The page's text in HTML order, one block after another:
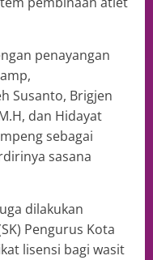
penayangan
Susanto, Brigjen
dan Hidayat
sebagai
sasana
dilakukan
Pengurus Kota
lisensi bagi wasit